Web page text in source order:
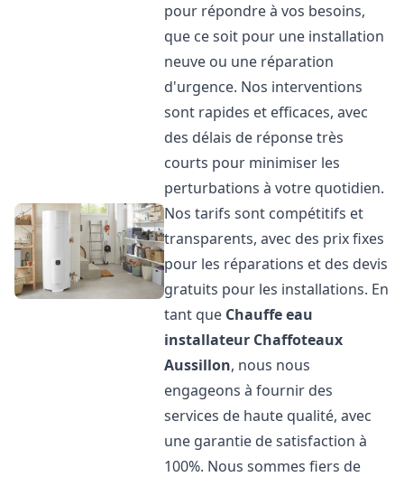
pour répondre à vos besoins,
que ce soit pour une installation
neuve ou une réparation
d'urgence. Nos interventions
sont rapides et efficaces, avec
des délais de réponse très
courts pour minimiser les
perturbations à votre quotidien.
Nos tarifs sont compétitifs et
transparents, avec des prix fixes
pour les réparations et des devis
gratuits pour les installations. En
tant que Chauffe eau
installateur Chaffoteaux
Aussillon, nous nous
engageons à fournir des
services de haute qualité, avec
une garantie de satisfaction à
100%. Nous sommes fiers de